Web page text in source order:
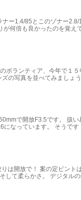
ー1.4/85とこのゾナー
何倍も良かったのを覚え
ボランティア、今年で１５
の写真を並べてみましょう
で開放F3.5です。 扱い
なっています。 そうです
は開放で！ 案の定ピント
して柔らかさ。 デジタル